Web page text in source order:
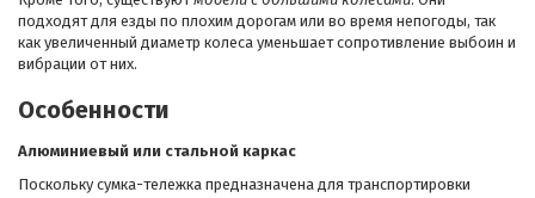
подходят для езды по плохим дорогам или во время непогоды, так
как увеличенный диаметр колеса уменьшает сопротивление выбоин и
вибрации от них.
Особенности
Алюминиевый или стальной каркас
Поскольку сумка-тележка предназначена для транспортировки